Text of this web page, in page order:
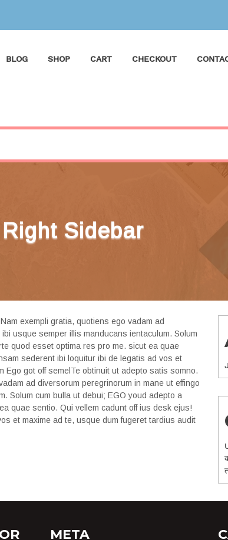
BLOG SHOP CART CHECKOUT
Sidebar
exempli gratia, quotiens ego vadam ad
usque semper illis manducans ientaculum. Solum
quod esset optima res pro me. sicut ea quae
sederent ibi loquitur ibi de legatis ad vos et
Ego got off semelTe obtinuit ut adepto satis somno.
ad diversorum peregrinorum in mane ut effingo
Solum cum bulla ut debui; EGO youd adepto a
quae sentio. Qui vellem cadunt off ius desk ejus!
et maxime ad te, usque dum fugeret tardius audit
META